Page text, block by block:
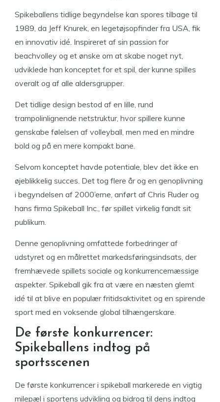
Spikeballens tidlige begyndelse kan spores tilbage til
1989, da Jeff Knurek, en legetøjsopfinder fra USA, fik
en innovativ idé. Inspireret af sin passion for
beachvolley og et ønske om at skabe noget nyt,
udviklede han konceptet for et spil, der kunne spilles
overalt og af alle aldersgrupper.
Det tidlige design bestod af en lille, rund
trampolinlignende netstruktur, hvor spillere kunne
genskabe følelsen af volleyball, men med en mindre
bold og på en mere kompakt bane.
Selvom konceptet havde potentiale, blev det ikke en
øjeblikkelig succes. Det tog flere år og en genoplivning
i begyndelsen af 2000’erne, anført af Chris Ruder og
hans firma Spikeball Inc., før spillet virkelig fandt sit
publikum.
Denne genoplivning omfattede forbedringer af
udstyret og en målrettet markedsføringsindsats, der
fremhævede spillets sociale og konkurrencemæssige
aspekter. Spikeball gik fra at være en næsten glemt
idé til at blive en populær fritidsaktivitet og en spirende
sport med en voksende global tilhængerskare.
De første konkurrencer:
Spikeballens indtog på
sportsscenen
De første konkurrencer i spikeball markerede en vigtig
milepæl i sportens udvikling og bidrog til dens indtog